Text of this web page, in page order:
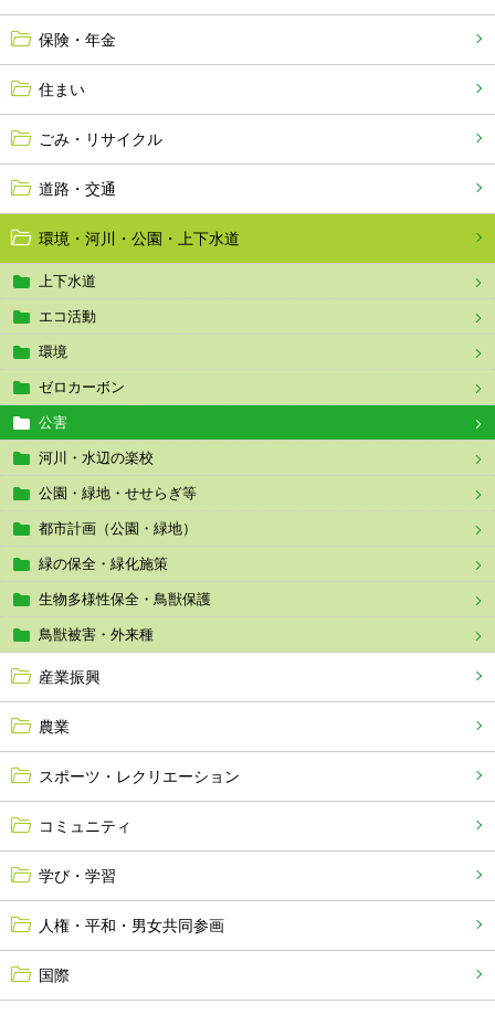
保険・年金
住まい
ごみ・リサイクル
道路・交通
環境・河川・公園・上下水道
上下水道
エコ活動
環境
ゼロカーボン
公害
河川・水辺の楽校
公園・緑地・せせらぎ等
都市計画（公園・緑地）
緑の保全・緑化施策
生物多様性保全・鳥獣保護
鳥獣被害・外来種
産業振興
農業
スポーツ・レクリエーション
コミュニティ
学び・学習
人権・平和・男女共同参画
国際